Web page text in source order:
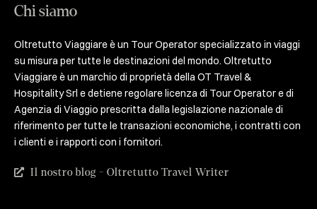
Chi siamo
Oltretutto Viaggiare è un Tour Operator specializzato in viaggi
su misura per tutte le destinazioni del mondo. Oltretutto
Viaggiare è un marchio di proprietà della OT Travel &
Hospitality Srl e detiene regolare licenza di Tour Operator e di
Agenzia di Viaggio prescritta dalla legislazione nazionale di
riferimento per tutte le transazioni economiche, i contratti con
i clienti e i rapporti con i fornitori.
Il nostro blog - Oltretutto Travel Writer